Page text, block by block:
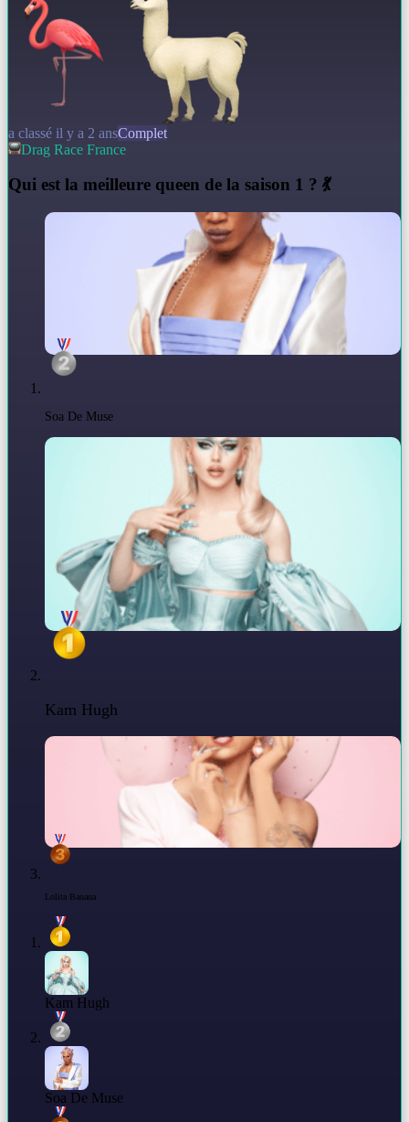
a classé il y a 2 ansComplet
Drag Race France
Qui est la meilleure queen de la saison 1 ? 💃
Soa De Muse
Kam Hugh
Lolita Banana
Kam Hugh
Soa De Muse